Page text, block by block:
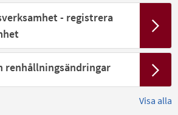
- registrera
renhållningsändringar
Visa alla